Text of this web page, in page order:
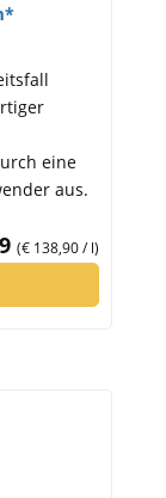
eine
aus.
(€ 138,90 / l)